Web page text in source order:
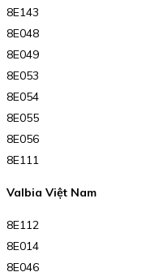
8E143
8E048
8E049
8E053
8E054
8E055
8E056
8E111
Valbia Việt Nam
8E112
8E014
8E046